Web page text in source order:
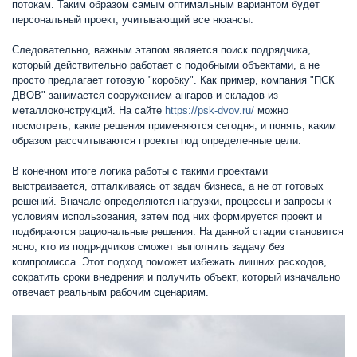
потокам. Таким образом самым оптимальным вариантом будет
персональный проект, учитывающий все нюансы.
Следовательно, важным этапом является поиск подрядчика,
который действительно работает с подобными объектами, а не
просто предлагает готовую "коробку". Как пример, компания "ПСК
ДВОВ" занимается сооружением ангаров и складов из
металлоконструкций. На сайте https://psk-dvov.ru/ можно
посмотреть, какие решения применяются сегодня, и понять, каким
образом рассчитываются проекты под определенные цели.
В конечном итоге логика работы с такими проектами
выстраивается, отталкиваясь от задач бизнеса, а не от готовых
решений. Вначале определяются нагрузки, процессы и запросы к
условиям использования, затем под них формируется проект и
подбираются рациональные решения. На данной стадии становится
ясно, кто из подрядчиков сможет выполнить задачу без
компромисса. Этот подход поможет избежать лишних расходов,
сократить сроки внедрения и получить объект, который изначально
отвечает реальным рабочим сценариям.